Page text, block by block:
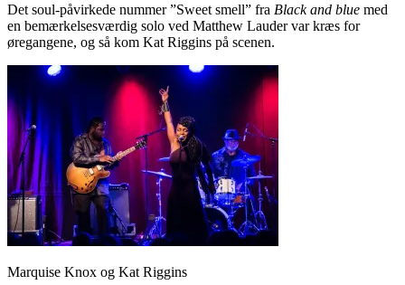
Det soul-påvirkede nummer ”Sweet smell” fra Black and blue med
en bemærkelsesværdig solo ved Matthew Lauder var kræs for
øregangene, og så kom Kat Riggins på scenen.
Marquise Knox og Kat Riggins